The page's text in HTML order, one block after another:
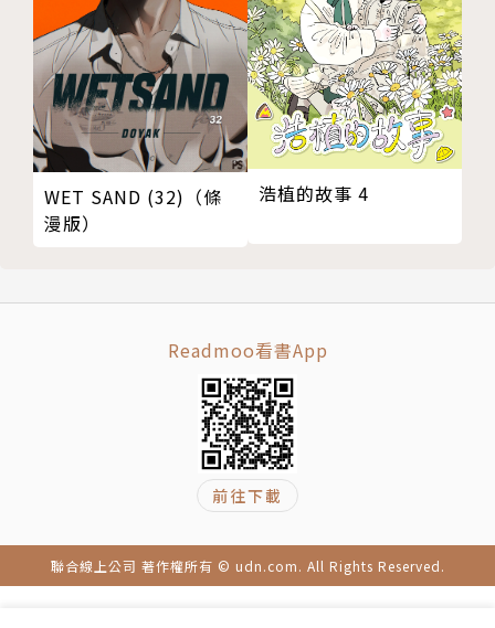
WET SAND (32)（條
漫版）
浩植的故事 4
Readmoo看書App
前往下載
聯合線上公司 著作權所有 © udn.com. All Rights Reserved.